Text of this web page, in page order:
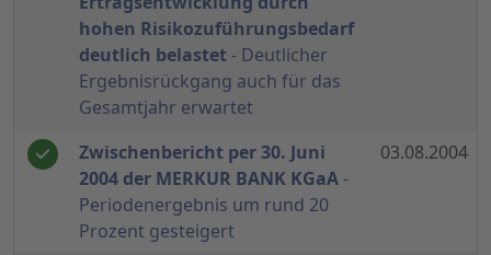
hohen Risikozuführungsbedarf
deutlich belastet - Deutlicher
Ergebnisrückgang auch für das
Gesamtjahr erwartet
Zwischenbericht per 30. Juni
2004 der MERKUR BANK KGaA-
Periodenergebnis um rund 20
Prozent gesteigert
03.08.2004